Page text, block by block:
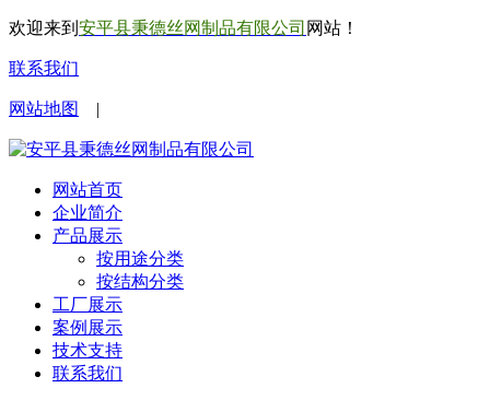
欢迎来到 安平县秉德丝网制品有限公司 网站！
联系我们
网站地图 |
网站首页
企业简介
产品展示
按用途分类
按结构分类
工厂展示
案例展示
技术支持
联系我们